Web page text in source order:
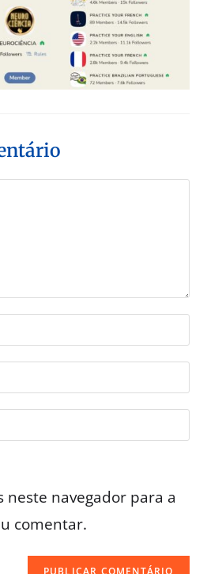
neste navegador para a
comentar.